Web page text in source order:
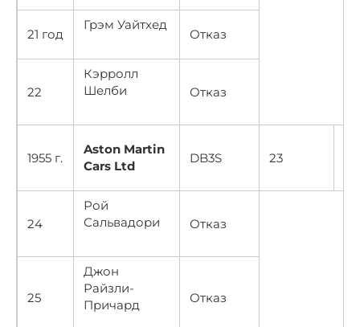
21 год
Грэм Уайтхед
Отказ
22
Кэрролл
Шелби
Отказ
1955 г.
Aston Martin
Cars Ltd
DB3S 23
24
Рой
Сальвадори
Отказ
25
Джон
Райзли-
Причард
Отказ